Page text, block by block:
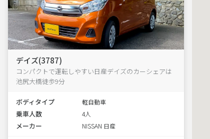
デイズ(3787)
コンパクトで運転しやすい日産デイズのカーシェアは
池尻大橋徒歩9分
ボディタイプ 軽自動車
乗車人数 4人
メーカー NISSAN 日産